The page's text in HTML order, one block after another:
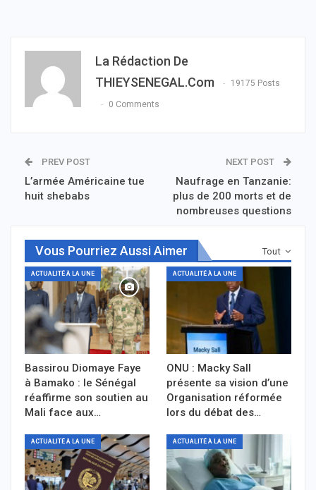
La Rédaction De
THIEYSENEGAL.com
19175 Posts
0 Comments
PREV POST
L’armée Américaine tue
huit shebabs
NEXT POST
Naufrage en Tanzanie:
plus de 200 morts et de
nombreuses questions
Tout
Vous Pourriez Aussi Aimer
ACTUALITÉ À LA UNE
Bassirou Diomaye Faye
à Bamako : le Sénégal
réaffirme son soutien au
Mali face aux…
ACTUALITÉ À LA UNE
ONU : Macky Sall
présente sa vision d’une
Organisation réformée
lors du débat des…
ACTUALITÉ À LA UNE ACTUALITÉ À LA UNE